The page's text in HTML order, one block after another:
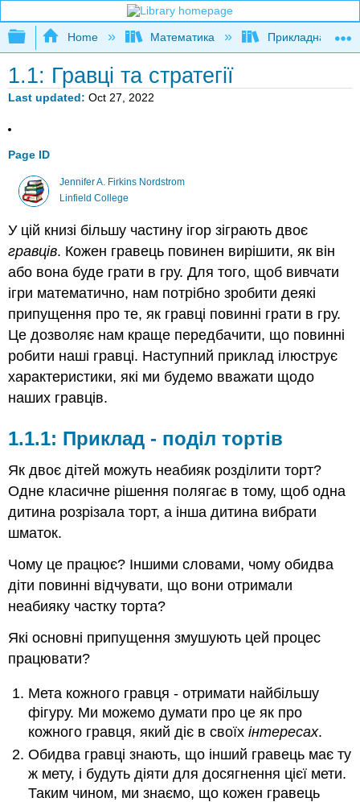
Expand/collapse global hierarchy
Home Математика Прикладна
1.1: Гравці та стратегії
Last updated Oct 27, 2022
Page ID
Jennifer A. Firkins Nordstrom
Linfield College
У цій книзі більшу частину ігор зіграють двоє
гравців. Кожен гравець повинен вирішити, як він
або вона буде грати в гру. Для того, щоб вивчати
ігри математично, нам потрібно зробити деякі
припущення про те, як гравці повинні грати в гру.
Це дозволяє нам краще передбачити, що повинні
робити наші гравці. Наступний приклад ілюструє
характеристики, які ми будемо вважати щодо
наших гравців.
1.1.1: Приклад - поділ тортів
Як двоє дітей можуть неабияк розділити торт?
Одне класичне рішення полягає в тому, щоб одна
дитина розрізала торт, а інша дитина вибрати
шматок.
Чому це працює? Іншими словами, чому обидва
діти повинні відчувати, що вони отримали
неабияку частку торта?
Які основні припущення змушують цей процес
працювати?
Мета кожного гравця - отримати найбільшу
фігуру. Ми можемо думати про це як про
кожного гравця, який діє в своїхінтересах.
Обидва гравці знають, що інший гравець має ту
ж мету, і будуть діяти для досягнення цієї мети.
Таким чином, ми знаємо, що кожен гравець